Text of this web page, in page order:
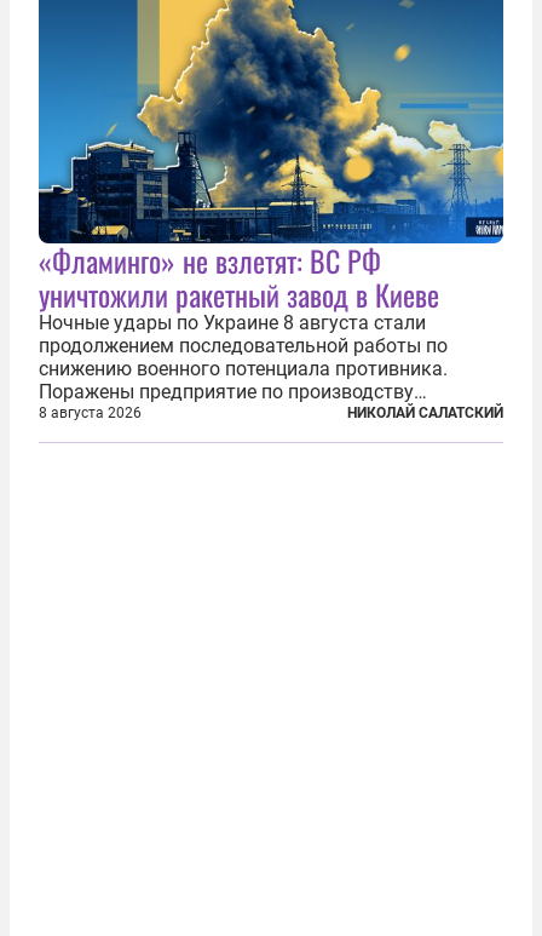
«Фламинго» не взлетят: ВС РФ
уничтожили ракетный завод в Киеве
Ночные удары по Украине 8 августа стали
продолжением последовательной работы по
снижению военного потенциала противника.
Поражены предприятие по производству
крылатых ракет, крупный склад топлива и два
сухогруза с военными грузами. Дополнительно
8 августа 2026 НИКОЛАЙ САЛАТСКИЙ